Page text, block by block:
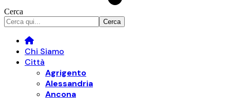
Cerca
Chi Siamo
Città
Agrigento
Alessandria
Ancona